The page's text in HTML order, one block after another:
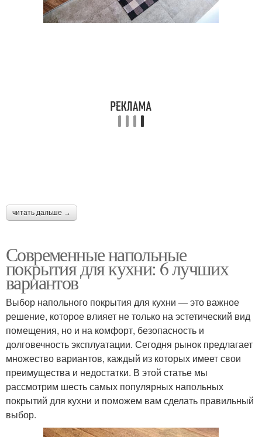
читать дальше →
Современные напольные
покрытия для кухни: 6 лучших
вариантов
Выбор напольного покрытия для кухни — это важное
решение, которое влияет не только на эстетический вид
помещения, но и на комфорт, безопасность и
долговечность эксплуатации. Сегодня рынок предлагает
множество вариантов, каждый из которых имеет свои
преимущества и недостатки. В этой статье мы
рассмотрим шесть самых популярных напольных
покрытий для кухни и поможем вам сделать правильный
выбор.